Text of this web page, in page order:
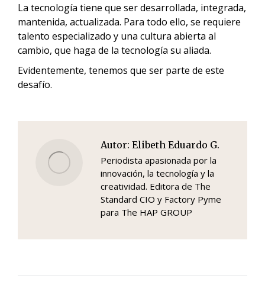
La tecnología tiene que ser desarrollada, integrada,
mantenida, actualizada. Para todo ello, se requiere
talento especializado y una cultura abierta al
cambio, que haga de la tecnología su aliada.
Evidentemente, tenemos que ser parte de este
desafío.
Autor: Elibeth Eduardo G.
Periodista apasionada por la
innovación, la tecnología y la
creatividad. Editora de The
Standard CIO y Factory Pyme
para The HAP GROUP